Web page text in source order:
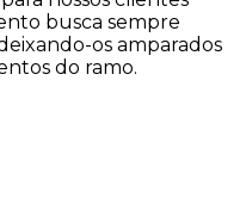
busca sempre
os amparados
do ramo.